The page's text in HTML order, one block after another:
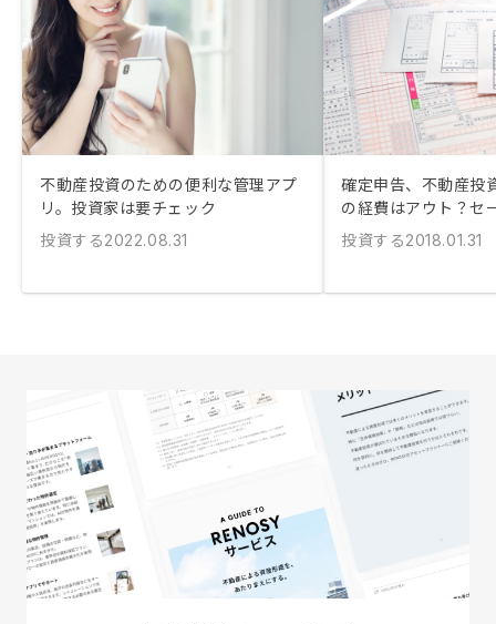
不動産投資のための便利な管理アプ
リ。投資家は要チェック
投資する2022.08.31
確定申告、不動産投
の経費はアウト？セ
投資する2018.01.31